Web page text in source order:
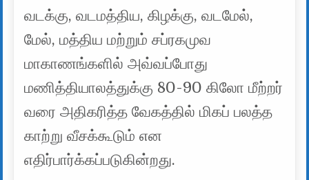
வடக்கு, வடமத்திய, கிழக்கு, வடமேல்,
மேல், மத்திய மற்றும் சப்ரகமுவ
மாகாணங்களில் அவ்வப்போது
மணித்தியாலத்துக்கு 80-90 கிலோ மீற்றர்
வரை அதிகரித்த வேகத்தில் மிகப் பலத்த
காற்று வீசக்கூடும் என
எதிர்பார்க்கப்படுகின்றது.